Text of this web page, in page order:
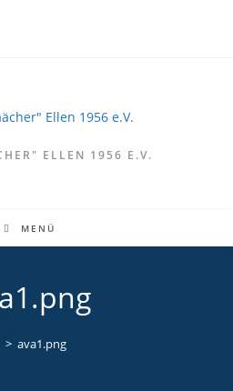
ELLEN 1956 E.V.
MENÜ
> ava1.png